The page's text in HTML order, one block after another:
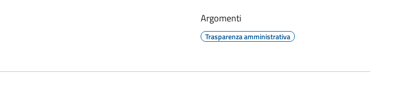
Argomenti
Trasparenza amministrativa